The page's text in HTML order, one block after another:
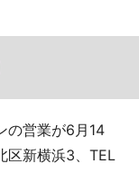
の営業が6月14
区新横浜3、TEL